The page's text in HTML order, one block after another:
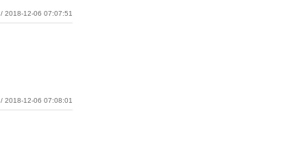
/ 2018-12-06 07:07:51
/ 2018-12-06 07:08:01